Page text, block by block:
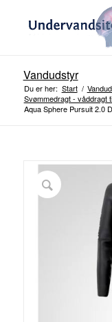
Vandudstyr
Du er her: Start /
Svømmedragt - våddragt
Aqua Sphere Pursuit 2.0